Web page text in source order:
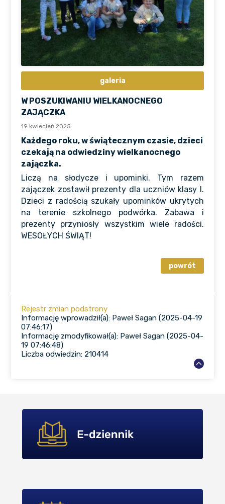
galeria
W POSZUKIWANIU WIELKANOCNEGO
ZAJĄCZKA
19 kwiecień 2025
Każdego roku, w świątecznym czasie, dzieci
czekają na odwiedziny wielkanocnego
zajączka.
Liczą na słodycze i upominki. Tym razem
zajączek zostawił prezenty dla uczniów klasy I.
Dzieci z radością szukały upominków ukrytych
na terenie szkolnego podwórka. Zabawa i
prezenty przyniosły wszystkim wiele radości.
WESOŁYCH ŚWIĄT!
Rejestr zmian podstrony
Informację wprowadził(a): Paweł Sagan (2025-04-19
07:46:17)
Informację zmodyfikował(a): Paweł Sagan (2025-04-
19 07:46:48)
Liczba odwiedzin: 210414